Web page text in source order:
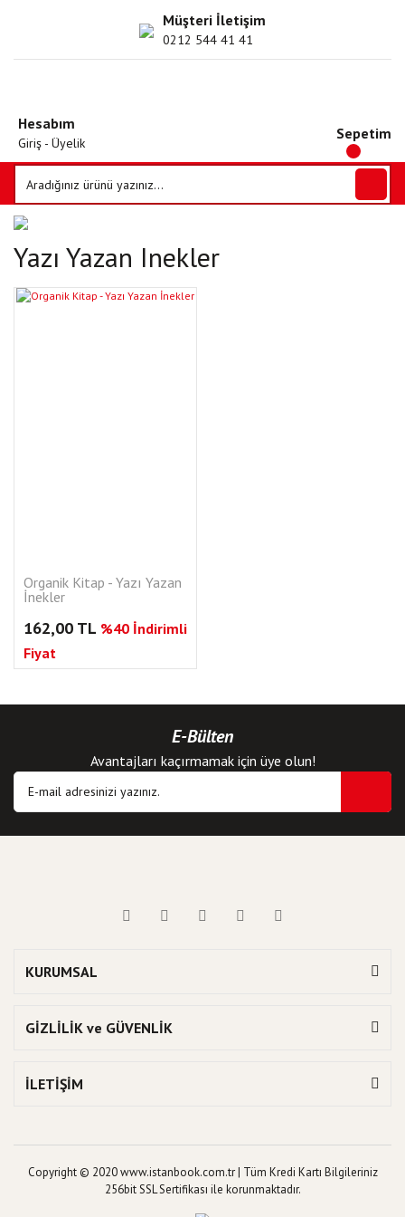
Müşteri İletişim
0212 544 41 41
Hesabım
Giriş - Üyelik
Sepetim
Yazı Yazan Inekler
Organik Kitap - Yazı Yazan
İnekler
162,00 TL %40 İndirimli
Fiyat
E-Bülten
Avantajları kaçırmamak için üye olun!
KURUMSAL
GİZLİLİK ve GÜVENLİK
İLETİŞİM
Copyright © 2020 www.istanbook.com.tr | Tüm Kredi Kartı Bilgileriniz
256bit SSL Sertifikası ile korunmaktadır.